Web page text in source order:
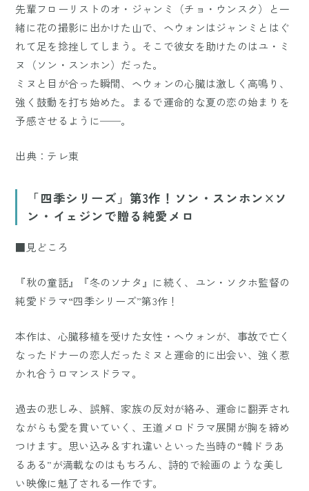
先輩フローリストのオ・ジャンミ（チョ・ウンスク）と一
緒に花の撮影に出かけた山で、ヘウォンはジャンミとはぐ
れて足を捻挫してしまう。そこで彼女を助けたのはユ・ミ
ヌ（ソン・スンホン）だった。
ミヌと目が合った瞬間、ヘウォンの心臓は激しく高鳴り、
強く鼓動を打ち始めた。まるで運命的な夏の恋の始まりを
予感させるように──。
出典： テレ東
「四季シリーズ」第3作！ソン・スンホン×ソ
ン・イェジンで贈る純愛メロ
■見どころ
『秋の童話』『冬のソナタ』に続く、ユン・ソクホ監督の
純愛ドラマ“四季シリーズ”第3作！
本作は、心臓移植を受けた女性・ヘウォンが、事故で亡く
なったドナーの恋人だったミヌと運命的に出会い、強く惹
かれ合うロマンスドラマ。
過去の悲しみ、誤解、家族の反対が絡み、運命に翻弄され
ながらも愛を貫いていく、王道メロドラマ展開が胸を締め
つけます。思い込み＆すれ違いといった当時の“韓ドラあ
るある”が満載なのはもちろん、詩的で絵画のような美し
い映像に魅了される一作です。